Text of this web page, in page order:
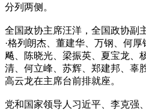
分列两侧。
全国政协主席汪洋，全国政协副
·格列朗杰、董建华、万钢、何
飚、陈晓光、梁振英、夏宝龙、
清、何立峰、苏辉、郑建邦、辜
高云龙在主席台前排就座。
党和国家领导人习近平、李克强